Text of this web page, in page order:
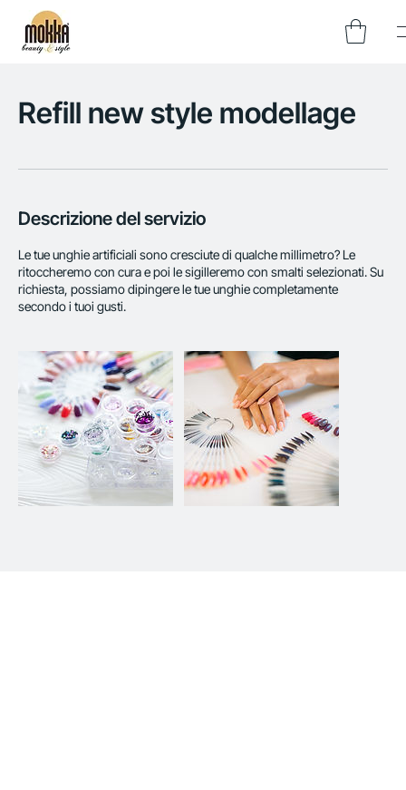
Refill new style modellage
Descrizione del servizio
Le tue unghie artificiali sono cresciute di qualche millimetro? Le
ritoccheremo con cura e poi le sigilleremo con smalti selezionati. Su
richiesta, possiamo dipingere le tue unghie completamente
secondo i tuoi gusti.